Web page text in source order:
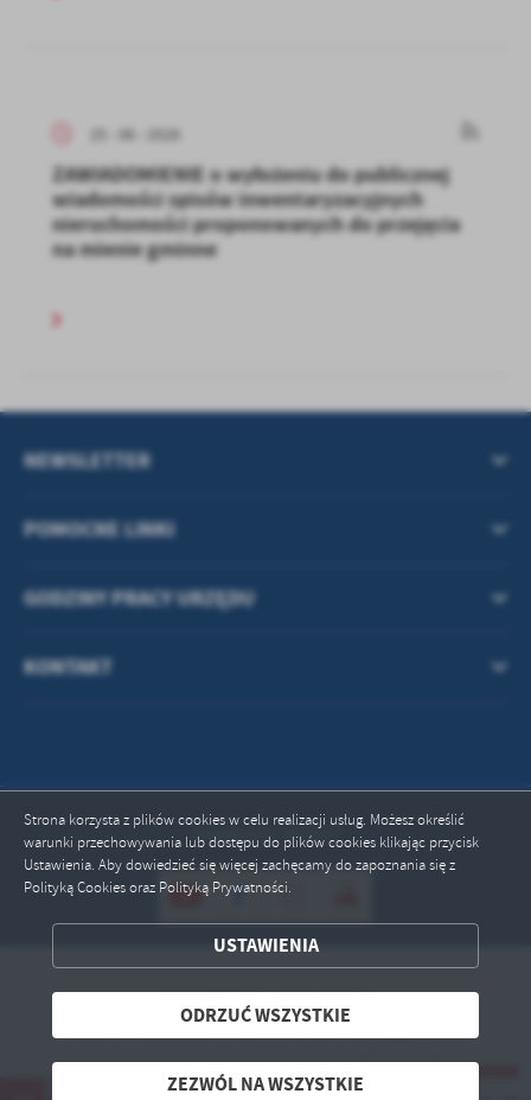
Strona korzysta z plików cookies w celu realizacji usług. Możesz określić
warunki przechowywania lub dostępu do plików cookies klikając przycisk
Ustawienia. Aby dowiedzieć się więcej zachęcamy do zapoznania się z
Polityką Cookies oraz Polityką Prywatności.
USTAWIENIA
ODRZUĆ WSZYSTKIE
ZEZWÓL NA WSZYSTKIE
ZAPISZ WYBRANE
ZEZWÓL NA WSZYSTKIE
25 - 06 - 2026
ZAWIADOMIENIE o wyłożeniu do publicznej
wiadomości spisów inwentaryzacyjnych
nieruchomości proponowanych do przejęcia
na mienie gminne
POMOCNE LINKI
NEWSLETTER
GODZINY PRACY URZĘDU
KONTAKT
Odwiedzin: 815617
Copyright by przeciszow.pl
2ClickPortal® - Portale nowej generacji